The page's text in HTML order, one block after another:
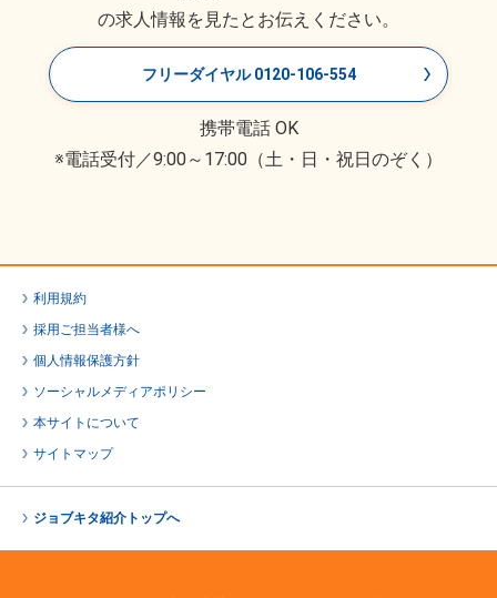
の求人情報を見たとお伝えください。
フリーダイヤル 0120-106-554
携帯電話 OK
※電話受付／9:00～17:00（土・日・祝日のぞく）
利用規約
採用ご担当者様へ
個人情報保護方針
ソーシャルメディアポリシー
本サイトについて
サイトマップ
ジョブキタ紹介トップへ